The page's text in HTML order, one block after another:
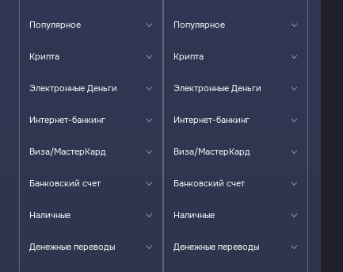
Популярное
Крипта
Электронные Деньги
Интернет-банкинг
Виза/МастерКард
Банковский счет
Наличные
Денежные переводы
Популярное
Крипта
Электронные Деньги
Интернет-банкинг
Виза/МастерКард
Банковский счет
Наличные
Денежные переводы